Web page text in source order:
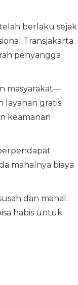
berlaku sejak
Transjakarta.
penyangga
masyarakat—
layanan gratis.
keamanan
mahalnya biaya
dan mahal.
habis untuk